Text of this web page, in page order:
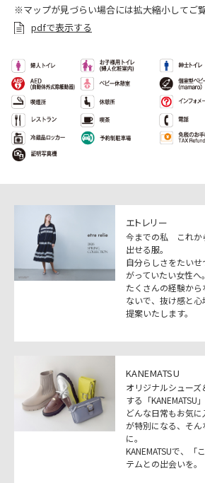
※マップが見づらい場合には拡大縮小してご覧
pdfで表示する
エトレリー
今までの私 これ
出せる服。
自分らしさをたい
がっていたい女性へ。
たくさんの経験か
ないで、抜け感と
提案いたします。
KANEMATSU
オリジナルシュー
する「KANEMATSU
どんな日常もお気
が特別になる、そ
に。
KANEMATSUで、「
テムとの出会いを。